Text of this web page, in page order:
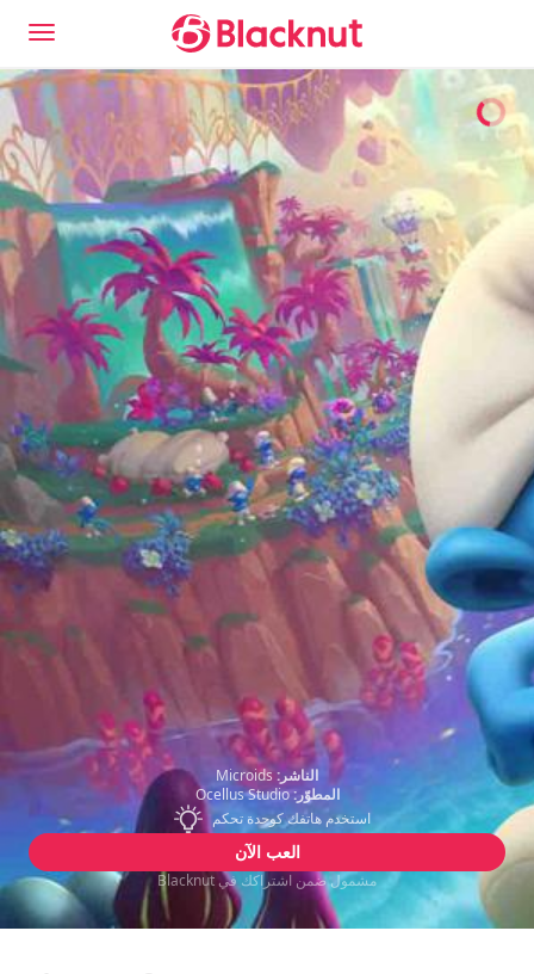
الناشر: Microids
المطوّر:Ocellus Studio
استخدم هاتفك كوحدة تحكم
العب الآن
مشمول ضمن اشتراكك في Blacknut